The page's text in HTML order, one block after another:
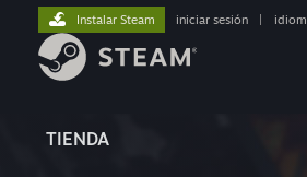
TIENDA
Instalar Steam iniciar sesión